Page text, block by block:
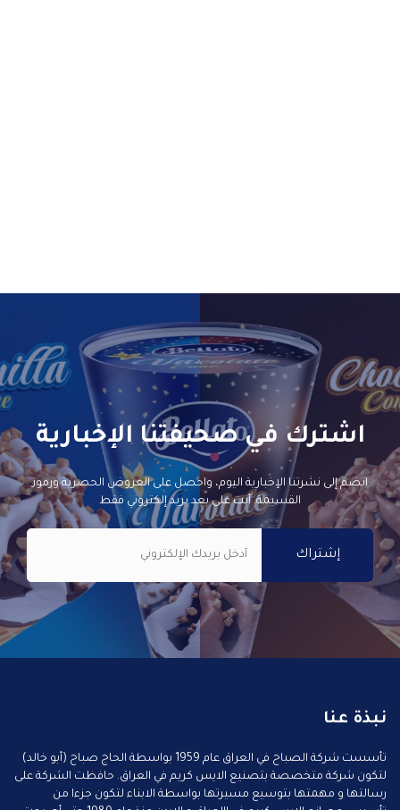
اشترك في صحيفتنا الإخبارية
انضم إلى نشرتنا الإخبارية اليوم، واحصل على العروض الحصرية ورموز
القسيمة. أنت على بعد بريد إلكتروني فقط
نبذة عنا
تأسست شركة الصباح في العراق عام 1959 بواسطة الحاج صباح (أبو خالد)
لتكون شركة متخصصة بتصنيع الايس كريم في العراق. حافظت الشركة على
رسالتها و مهمتها بتوسيع مسيرتها بواسطة الابناء لتكون جزءا من